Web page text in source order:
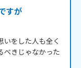
すが
をした人も全く
べきじゃなかった